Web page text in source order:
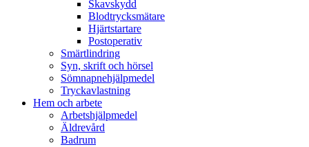
Skavskydd
Blodtrycksmätare
Hjärtstartare
Postoperativ
Smärtlindring
Syn, skrift och hörsel
Sömnapnehjälpmedel
Tryckavlastning
Hem och arbete
Arbetshjälpmedel
Äldrevård
Badrum